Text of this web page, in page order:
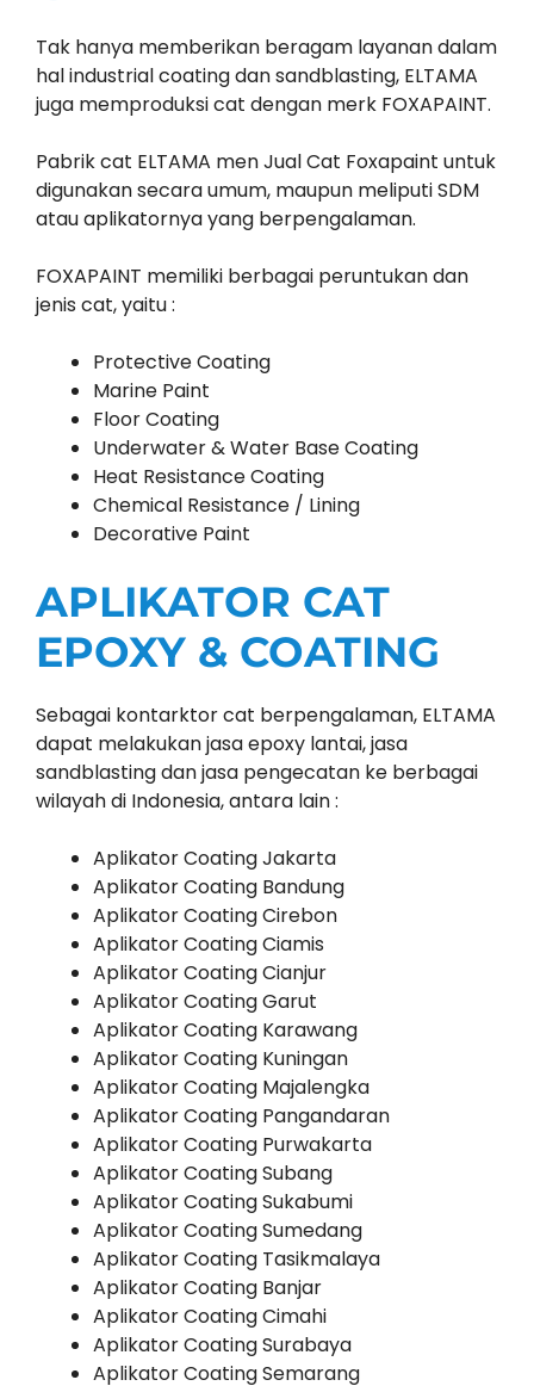
Tak hanya memberikan beragam layanan dalam
hal industrial coating dan sandblasting, ELTAMA
juga memproduksi cat dengan merk FOXAPAINT.
Pabrik cat ELTAMA men Jual Cat Foxapaint untuk
digunakan secara umum, maupun meliputi SDM
atau aplikatornya yang berpengalaman.
FOXAPAINT memiliki berbagai peruntukan dan
jenis cat, yaitu :
Protective Coating
Marine Paint
Floor Coating
Underwater & Water Base Coating
Heat Resistance Coating
Chemical Resistance / Lining
Decorative Paint
APLIKATOR CAT
EPOXY & COATING
Sebagai kontarktor cat berpengalaman, ELTAMA
dapat melakukan jasa epoxy lantai, jasa
sandblasting dan jasa pengecatan ke berbagai
wilayah di Indonesia, antara lain :
Aplikator Coating Jakarta
Aplikator Coating Bandung
Aplikator Coating Cirebon
Aplikator Coating Ciamis
Aplikator Coating Cianjur
Aplikator Coating Garut
Aplikator Coating Karawang
Aplikator Coating Kuningan
Aplikator Coating Majalengka
Aplikator Coating Pangandaran
Aplikator Coating Purwakarta
Aplikator Coating Subang
Aplikator Coating Sukabumi
Aplikator Coating Sumedang
Aplikator Coating Tasikmalaya
Aplikator Coating Banjar
Aplikator Coating Cimahi
Aplikator Coating Surabaya
Aplikator Coating Semarang